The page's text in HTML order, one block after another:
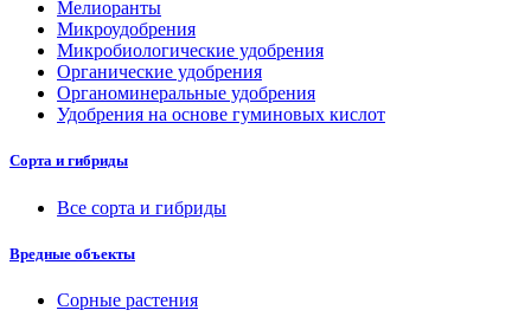
Мелиоранты
Микроудобрения
Микробиологические удобрения
Органические удобрения
Органоминеральные удобрения
Удобрения на основе гуминовых кислот
Сорта и гибриды
Все сорта и гибриды
Вредные объекты
Сорные растения